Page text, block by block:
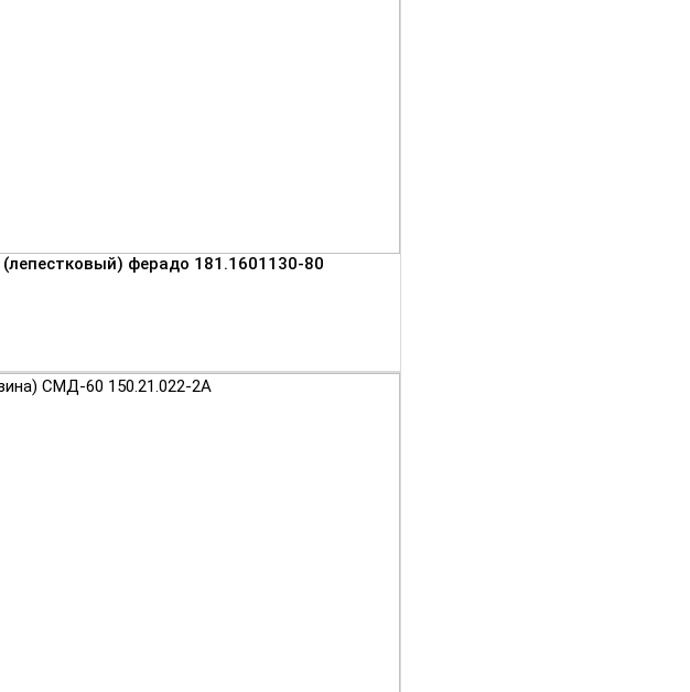
ферадо 181.1601130-80